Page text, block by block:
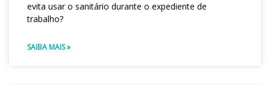
evita usar o sanitário durante o expediente de
trabalho?
SAIBA MAIS »